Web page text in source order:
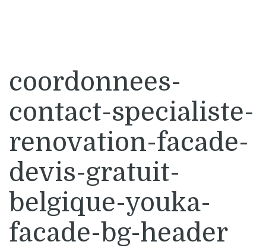
coordonnees-
contact-specialiste-
renovation-facade-
devis-gratuit-
belgique-youka-
facade-bg-header